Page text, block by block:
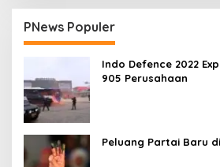
PNews Populer
Indo Defence 2022
905 Perusahaan
Peluang Partai Baru